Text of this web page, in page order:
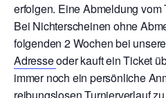
erfolgen. Eine Abmeldung
Bei Nichterscheinen ohne
folgenden 2 Wochen bei
Adresseoder kauft ein Ticket
immer noch ein persönliche